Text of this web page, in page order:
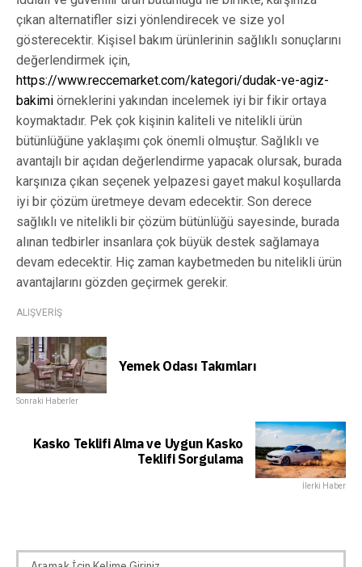
çıkan alternatifler sizi yönlendirecek ve size yol
gösterecektir. Kişisel bakım ürünlerinin sağlıklı sonuçlarını
değerlendirmek için,
https://www.reccemarket.com/kategori/dudak-ve-agiz-
bakimi örneklerini yakından incelemek iyi bir fikir ortaya
koymaktadır. Pek çok kişinin kaliteli ve nitelikli ürün
bütünlüğüne yaklaşımı çok önemli olmuştur. Sağlıklı ve
avantajlı bir açıdan değerlendirme yapacak olursak, burada
karşınıza çıkan seçenek yelpazesi gayet makul koşullarda
iyi bir çözüm üretmeye devam edecektir. Son derece
sağlıklı ve nitelikli bir çözüm bütünlüğü sayesinde, burada
alınan tedbirler insanlara çok büyük destek sağlamaya
devam edecektir. Hiç zaman kaybetmeden bu nitelikli ürün
avantajlarını gözden geçirmek gerekir.
ALIŞVERİŞ
Yemek Odası Takımları
Sonraki Haberler
Kasko Teklifi Alma ve Uygun Kasko
Teklifi Sorgulama
İlerki Haber